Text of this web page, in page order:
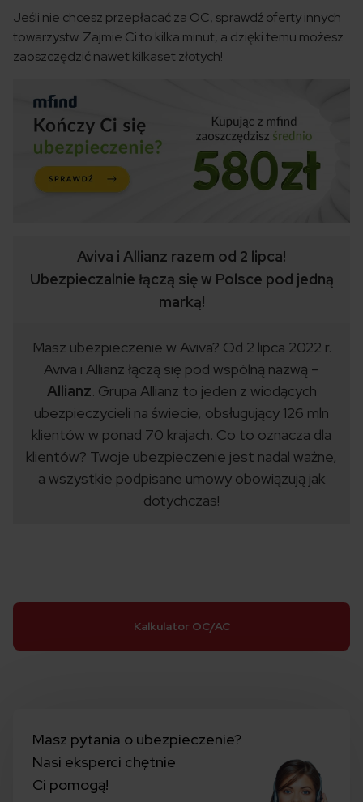
Jeśli nie chcesz przepłacać za OC, sprawdź oferty innych
towarzystw. Zajmie Ci to kilka minut, a dzięki temu możesz
zaoszczędzić nawet kilkaset złotych!
Aviva i Allianz razem od 2 lipca!
Ubezpieczalnie łączą się w Polsce pod jedną
marką!
Masz ubezpieczenie w Aviva? Od 2 lipca 2022 r.
Aviva i Allianz łączą się pod wspólną nazwą –
Allianz. Grupa Allianz to jeden z wiodących
ubezpieczycieli na świecie, obsługujący 126 mln
klientów w ponad 70 krajach. Co to oznacza dla
klientów? Twoje ubezpieczenie jest nadal ważne,
a wszystkie podpisane umowy obowiązują jak
dotychczas!
Kalkulator OC/AC
Masz pytania o ubezpieczenie?
Nasi eksperci chętnie
Ci pomogą!